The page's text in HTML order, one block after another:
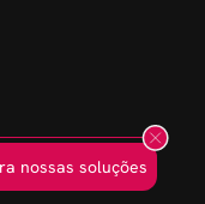
nossas soluções
Empresas.